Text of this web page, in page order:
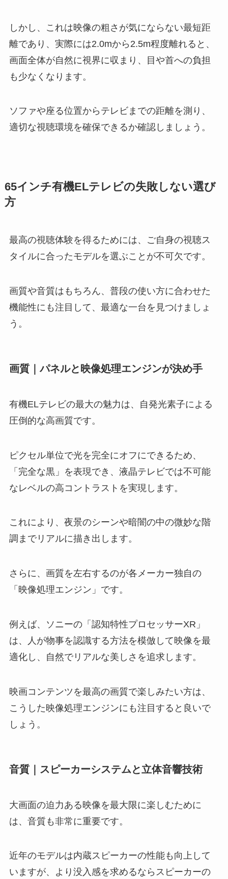
しかし、これは映像の粗さが気にならない最短距
離であり、実際には2.0mから2.5m程度離れると、
画面全体が自然に視界に収まり、目や首への負担
も少なくなります。
ソファや座る位置からテレビまでの距離を測り、
適切な視聴環境を確保できるか確認しましょう。
65インチ有機ELテレビの失敗しない選び
方
最高の視聴体験を得るためには、ご自身の視聴ス
タイルに合ったモデルを選ぶことが不可欠です。
画質や音質はもちろん、普段の使い方に合わせた
機能性にも注目して、最適な一台を見つけましょ
う。
画質｜パネルと映像処理エンジンが決め手
有機ELテレビの最大の魅力は、自発光素子による
圧倒的な高画質です。
ピクセル単位で光を完全にオフにできるため、
「完全な黒」を表現でき、液晶テレビでは不可能
なレベルの高コントラストを実現します。
これにより、夜景のシーンや暗闇の中の微妙な階
調までリアルに描き出します。
さらに、画質を左右するのが各メーカー独自の
「映像処理エンジン」です。
例えば、ソニーの「認知特性プロセッサーXR」
は、人が物事を認識する方法を模倣して映像を最
適化し、自然でリアルな美しさを追求します。
映画コンテンツを最高の画質で楽しみたい方は、
こうした映像処理エンジンにも注目すると良いで
しょう。
音質｜スピーカーシステムと立体音響技術
大画面の迫力ある映像を最大限に楽しむために
は、音質も非常に重要です。
近年のモデルは内蔵スピーカーの性能も向上して
いますが、より没入感を求めるならスピーカーの